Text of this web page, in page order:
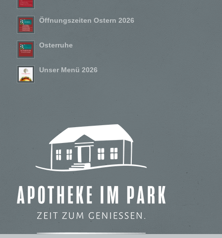
Öffnungszeiten Ostern 2026
Osterruhe
Unser Menü 2026